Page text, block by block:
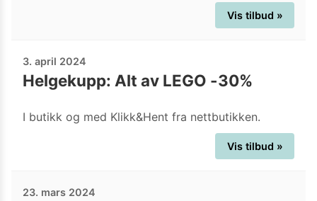
Vis tilbud »
3. april 2024
Helgekupp: Alt av LEGO -30%
I butikk og med Klikk&Hent fra nettbutikken.
Vis tilbud »
23. mars 2024